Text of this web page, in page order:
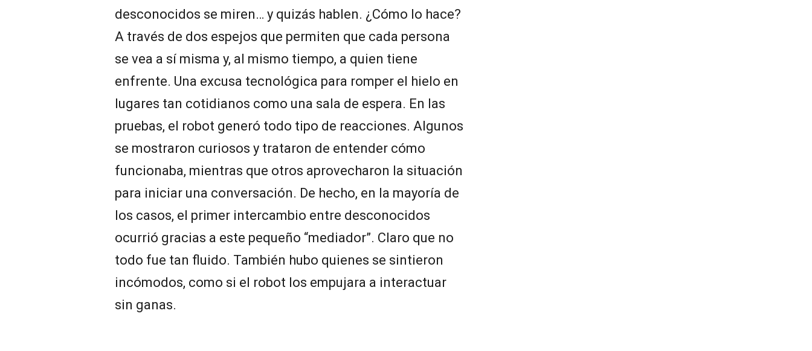
desconocidos se miren… y quizás hablen. ¿Cómo lo hace?
A través de dos espejos que permiten que cada persona
se vea a sí misma y, al mismo tiempo, a quien tiene
enfrente. Una excusa tecnológica para romper el hielo en
lugares tan cotidianos como una sala de espera. En las
pruebas, el robot generó todo tipo de reacciones. Algunos
se mostraron curiosos y trataron de entender cómo
funcionaba, mientras que otros aprovecharon la situación
para iniciar una conversación. De hecho, en la mayoría de
los casos, el primer intercambio entre desconocidos
ocurrió gracias a este pequeño “mediador”. Claro que no
todo fue tan fluido. También hubo quienes se sintieron
incómodos, como si el robot los empujara a interactuar
sin ganas.